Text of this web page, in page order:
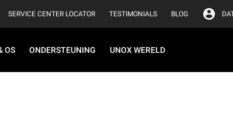
SERVICE CENTER LOCATOR TESTIMONIALS BLOG
OS ONDERSTEUNING UNOX WERELD